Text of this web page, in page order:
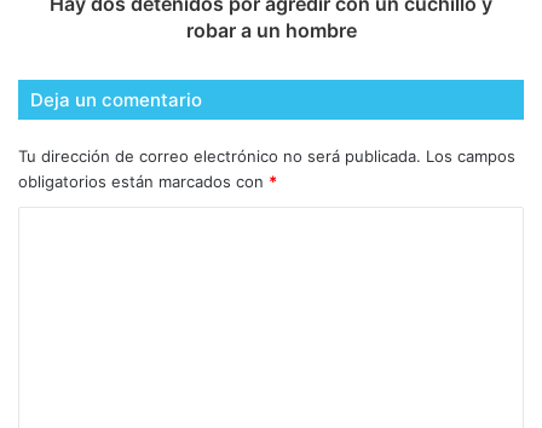
robar a un hombre
Deja un comentario
Tu dirección de correo electrónico no será publicada. Los campos
obligatorios están marcados con *